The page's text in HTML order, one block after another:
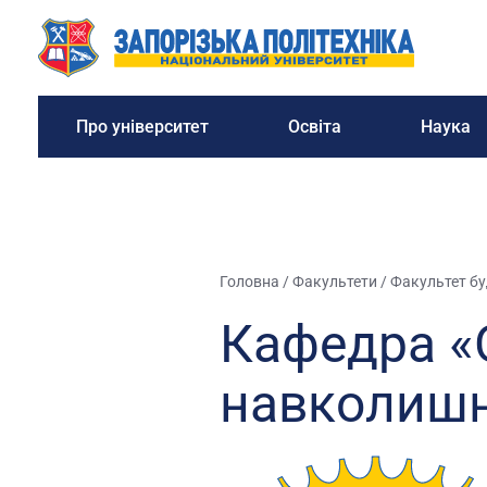
Про університет Освіта Наука
Головна /Факультети /Факультет
Кафедра